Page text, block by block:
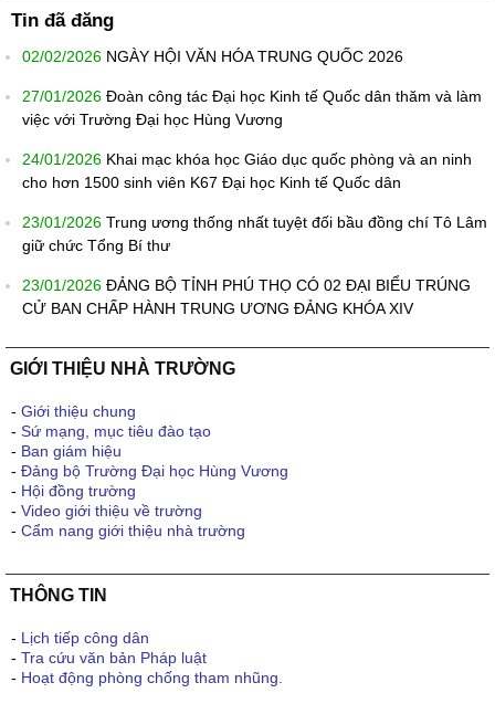
Tin đã đăng
02/02/2026 NGÀY HỘI VĂN HÓA TRUNG QUỐC 2026
27/01/2026 Đoàn công tác Đại học Kinh tế Quốc dân thăm và làm
việc với Trường Đại học Hùng Vương
24/01/2026 Khai mạc khóa học Giáo dục quốc phòng và an ninh
cho hơn 1500 sinh viên K67 Đại học Kinh tế Quốc dân
23/01/2026 Trung ương thống nhất tuyệt đối bầu đồng chí Tô Lâm
giữ chức Tổng Bí thư
23/01/2026 ĐẢNG BỘ TỈNH PHÚ THỌ CÓ 02 ĐẠI BIỂU TRÚNG
CỬ BAN CHẤP HÀNH TRUNG ƯƠNG ĐẢNG KHÓA XIV
GIỚI THIỆU NHÀ TRƯỜNG
- Giới thiệu chung
- Sứ mạng, mục tiêu đào tạo
- Ban giám hiệu
- Đảng bộ Trường Đại học Hùng Vương
- Hội đồng trường
- Video giới thiệu về trường
- Cẩm nang giới thiệu nhà trường
THÔNG TIN
- Lịch tiếp công dân
- Tra cứu văn bản Pháp luật
- Hoạt động phòng chống tham nhũng.